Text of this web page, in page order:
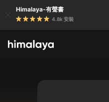
Himalaya-有聲書
4.8k 安裝